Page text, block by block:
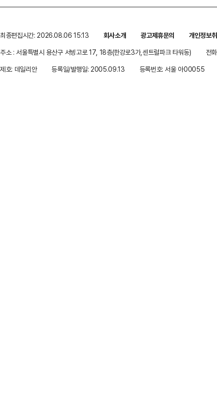
최종편집시간: 2026.08.06 15:13 회사소개 광고제휴문의
개인정보
주소 : 서울특별시 용산구 서빙고로 17, 18층(한강로3가,센트럴파크 타워동)
전
제호: 데일리안
등록일/발행일: 2005.09.13 등록번호: 서울 아00055